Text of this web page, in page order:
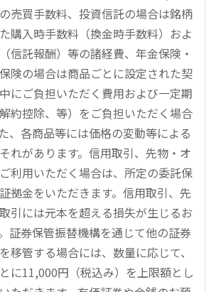
売買手数料、投資信託の場合は銘柄
購入時手数料（換金時手数料）およ
信託報酬）等の諸経費、年金保険・
険の場合は商品ごとに設定された契
にご負担いただく費用および一定期
約控除、等）をご負担いただく場合
、各商品等には価格の変動等による
れがあります。信用取引、先物・オ
利用いただく場合は、所定の委託保
拠金をいただきます。信用取引、先
引には元本を超える損失が生じるお
証券保管振替機構を通じて他の証券
移管する場合には、数量に応じて、
に11,000円（税込み）を上限額とし